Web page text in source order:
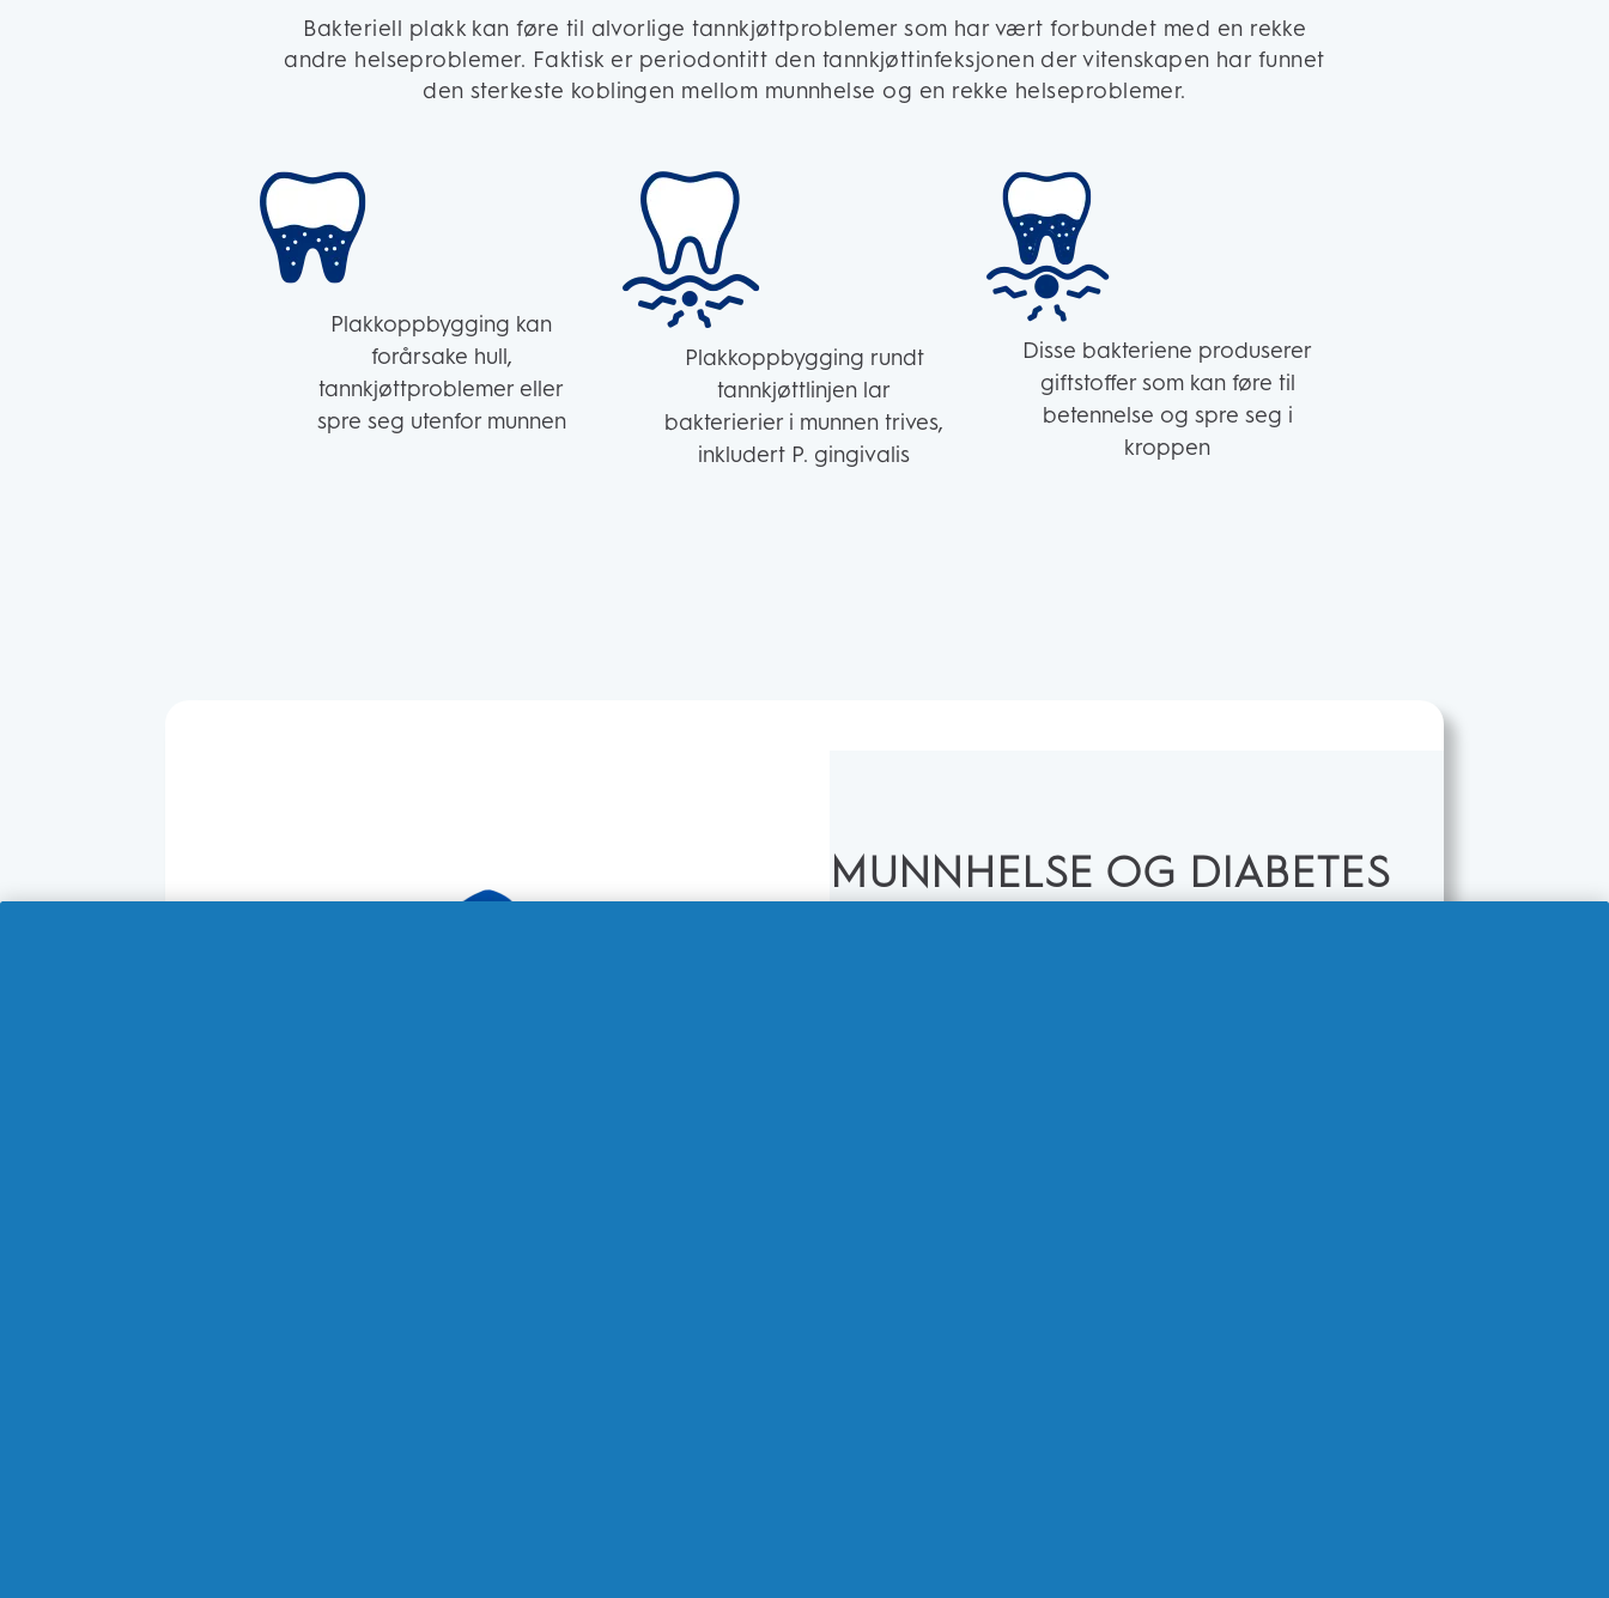
Plakkoppbygging kan
forårsake hull,
tannkjøttproblemer eller
spre seg utenfor munnen
Plakkoppbygging rundt
tannkjøttlinjen lar
bakterierier i munnen trives,
inkludert P. gingivalis
Disse bakteriene produserer
giftstoffer som kan føre til
betennelse og spre seg i
kroppen
Bakteriell plakk kan føre til alvorlige tannkjøttproblemer som har vært forbundet med en rekke
andre helseproblemer. Faktisk er periodontitt den tannkjøttinfeksjonen der vitenskapen har funnet
den sterkeste koblingen mellom munnhelse og en rekke helseproblemer.
MUNNHELSE OG DIABETES